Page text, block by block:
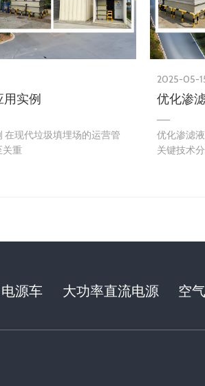
用实例
关重
2025-05-
优化渗
优化渗滤液收集
电源车 大功率直流电源 空